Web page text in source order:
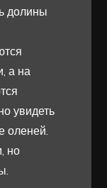
долины
а на
увидеть
оленей.
но